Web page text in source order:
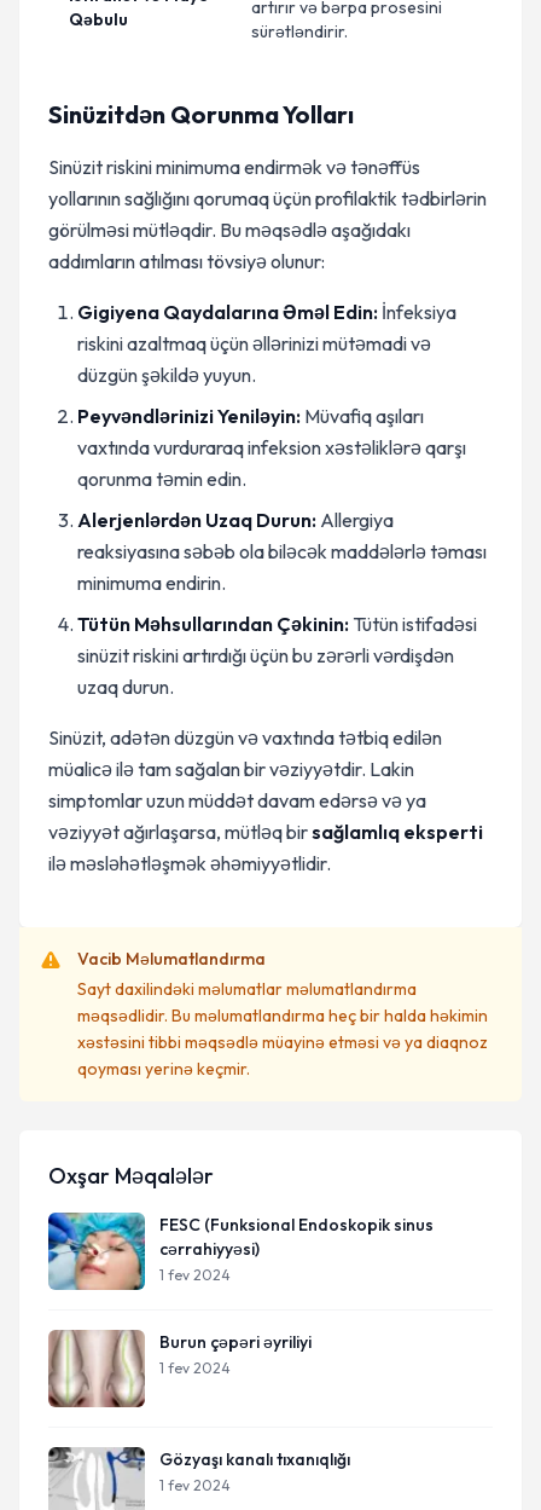
Qəbulu
artırır və bərpa prosesini
sürətləndirir.
Sinüzitdən Qorunma Yolları
Sinüzit riskini minimuma endirmək və tənəffüs
yollarının sağlığını qorumaq üçün profilaktik tədbirlərin
görülməsi mütləqdir. Bu məqsədlə aşağıdakı
addımların atılması tövsiyə olunur:
Gigiyena Qaydalarına Əməl Edin: İnfeksiya
riskini azaltmaq üçün əllərinizi mütəmadi və
düzgün şəkildə yuyun.
Peyvəndlərinizi Yeniləyin: Müvafiq aşıları
vaxtında vurduraraq infeksion xəstəliklərə qarşı
qorunma təmin edin.
Alerjenlərdən Uzaq Durun: Allergiya
reaksiyasına səbəb ola biləcək maddələrlə təması
minimuma endirin.
Tütün Məhsullarından Çəkinin: Tütün istifadəsi
sinüzit riskini artırdığı üçün bu zərərli vərdişdən
uzaq durun.
Sinüzit, adətən düzgün və vaxtında tətbiq edilən
müalicə ilə tam sağalan bir vəziyyətdir. Lakin
simptomlar uzun müddət davam edərsə və ya
vəziyyət ağırlaşarsa, mütləq birsağlamlıq eksperti
ilə məsləhətləşmək əhəmiyyətlidir.
Vacib Məlumatlandırma
Sayt daxilindəki məlumatlar məlumatlandırma
məqsədlidir. Bu məlumatlandırma heç bir halda həkimin
xəstəsini tibbi məqsədlə müayinə etməsi və ya diaqnoz
qoyması yerinə keçmir.
Oxşar Məqalələr
FESC (Funksional Endoskopik sinus
cərrahiyyəsi)
1 fev 2024
Burun çəpəri əyriliyi
1 fev 2024
Gözyaşı kanalı tıxanıqlığı
1 fev 2024